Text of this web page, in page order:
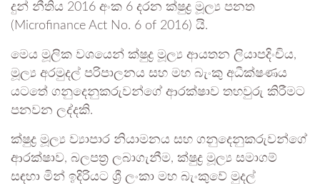
දුන් නීතිය 2016 අංක 6 දරන ක්ෂුද්‍ර මූල්‍ය පනත
(Microfinance Act No. 6 of 2016) යි.
මෙය මූලික වශයෙන් ක්ෂුද්‍ර මූල්‍ය ආයතන ලියාපදිංචිය,
මූල්‍ය අරමුදල් පරිපාලනය සහ මහ බැංකු අධීක්ෂණය
යටතේ ගනුදෙනුකරුවන්ගේ ආරක්ෂාව තහවුරු කිරීමට
පනවන ලද්දකි.
ක්ෂුද්‍ර මූල්‍ය ව්‍යාපාර නියාමනය සහ ගනුදෙනුකරුවන්ගේ
ආරක්ෂාව, බලපත්‍ර ලබාගැනීම, ක්ෂුද්‍ර මූල්‍ය සමාගම්
සඳහා මින් ඉදිරියට ශ්‍රී ලංකා මහ බැංකුවේ මුදල්